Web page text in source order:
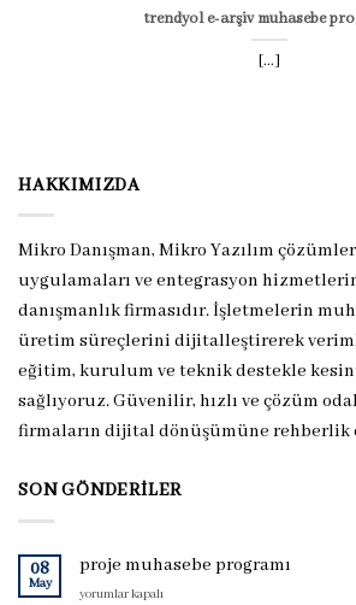
trendyol e-arşiv muhasebe
[...]
HAKKIMIZDA
Mikro Danışman, Mikro Yazılım
uygulamaları ve entegrasyon
danışmanlık firmasıdır. İşletmelerin
üretim süreçlerini dijitalleştirerek
eğitim, kurulum ve teknik destekle
sağlıyoruz. Güvenilir, hızlı ve çözüm
firmaların dijital dönüşümüne rehberlik
SON GÖNDERILER
08
May
proje muhasebe programı
proje
yorumlar kapalı